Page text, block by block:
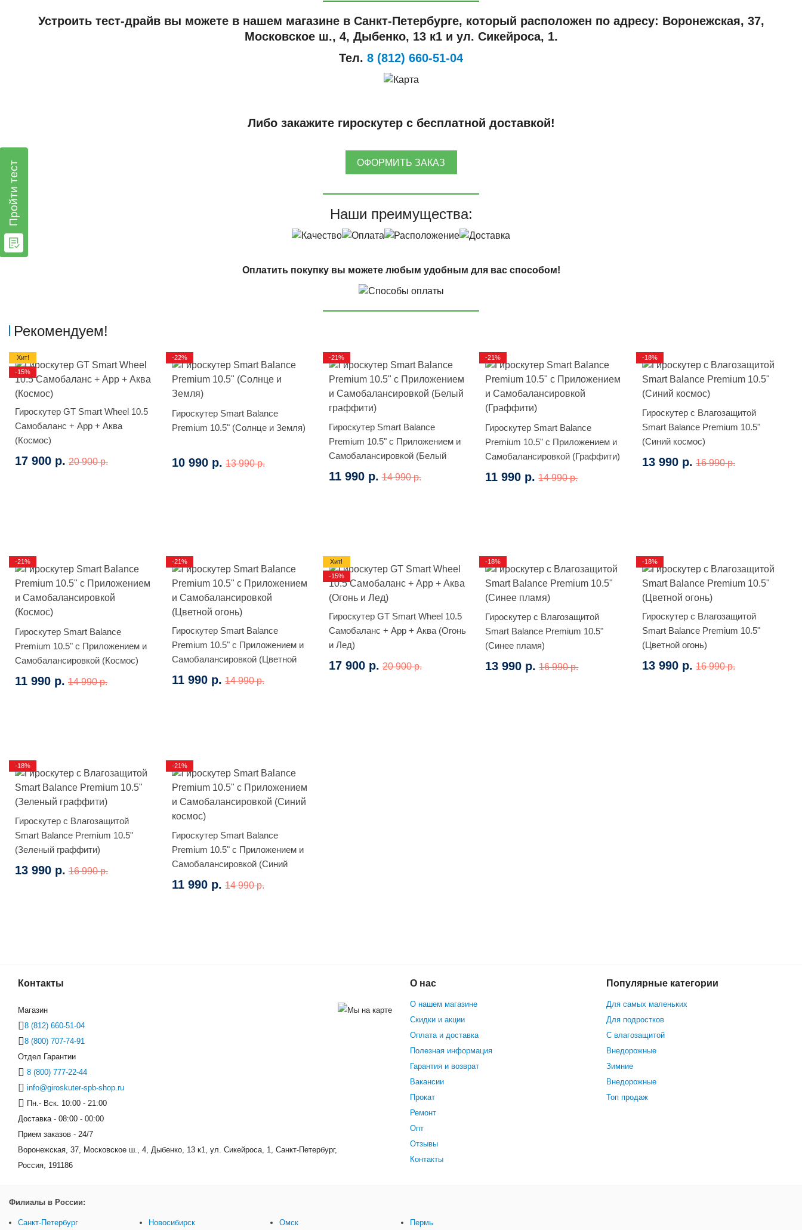
Устроить тест-драйв вы можете в нашем магазине в Санкт-Петербурге, который расположен по адресу: Воронежская, 37,
Московское ш., 4, Дыбенко, 13 к1 и ул. Сикейроса, 1.
Тел. 8 (812) 660-51-04
Либо закажите гироскутер с бесплатной доставкой!
ОФОРМИТЬ ЗАКАЗ
Наши преимущества:
Оплатить покупку вы можете любым удобным для вас способом!
Рекомендуем!
Гироскутер GT Smart Wheel 10.5
Самобаланс + App + Аква
(Космос)
17 900 р. 20 900 р.
Хит!
-15%
Гироскутер Smart Balance
Premium 10.5" (Солнце и Земля)
10 990 р. 13 990 р.
-22%
Гироскутер Smart Balance
Premium 10.5" с Приложением и
Самобалансировкой (Белый
граффити)
11 990 р. 14 990 р.
-21%
Гироскутер Smart Balance
Premium 10.5" с Приложением и
Самобалансировкой (Граффити)
11 990 р. 14 990 р.
-21%
Гироскутер с Влагозащитой
Smart Balance Premium 10.5"
(Синий космос)
13 990 р. 16 990 р.
-18%
Гироскутер Smart Balance
Premium 10.5" с Приложением и
Самобалансировкой (Космос)
11 990 р. 14 990 р.
-21%
Гироскутер Smart Balance
Premium 10.5" с Приложением и
Самобалансировкой (Цветной
огонь)
11 990 р. 14 990 р.
-21%
Гироскутер GT Smart Wheel 10.5
Самобаланс + App + Аква (Огонь
и Лед)
17 900 р. 20 900 р.
Хит!
-15%
Гироскутер с Влагозащитой
Smart Balance Premium 10.5"
(Синее пламя)
13 990 р. 16 990 р.
-18%
Гироскутер с Влагозащитой
Smart Balance Premium 10.5"
(Цветной огонь)
13 990 р. 16 990 р.
-18%
Гироскутер с Влагозащитой
Smart Balance Premium 10.5"
(Зеленый граффити)
13 990 р. 16 990 р.
-18%
Гироскутер Smart Balance
Premium 10.5" с Приложением и
Самобалансировкой (Синий
космос)
11 990 р. 14 990 р.
-21%
Гироскутер Smart Balance
Transformers LED 8" (Черный с красным)
Контакты
Магазин
8 (812) 660-51-04
8 (800) 707-74-91
Отдел Гарантии
8 (800) 777-22-44
info@giroskuter-spb-shop.ru
Пн.- Вск. 10:00 - 21:00
Доставка - 08:00 - 00:00
Прием заказов - 24/7
Воронежская, 37, Московское ш., 4, Дыбенко, 13 к1, ул. Сикейроса, 1, Санкт-Петербург,
Россия, 191186
О нас
О нашем магазине
Скидки и акции
Оплата и доставка
Полезная информация
Гарантия и возврат
Вакансии
Прокат
Ремонт
Опт
Отзывы
Контакты
Популярные категории
Для самых маленьких
Для подростков
С влагозащитой
Внедорожные
Зимние
Внедорожные
Топ продаж
Филиалы в России:
Санкт-Петербург Новосибирск Омск Пермь
Пройти тест